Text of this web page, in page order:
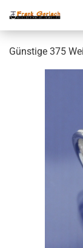
Günstige 375